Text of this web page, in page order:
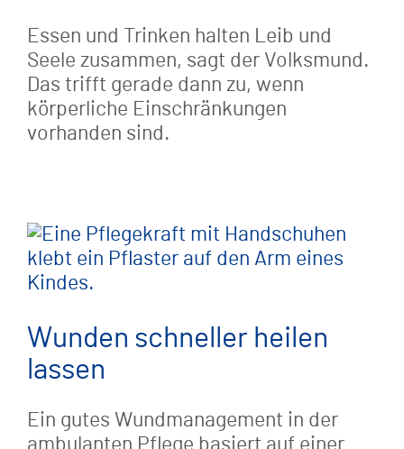
Essen und Trinken halten Leib und
Seele zusammen, sagt der Volksmund.
Das trifft gerade dann zu, wenn
körperliche Einschränkungen
vorhanden sind.
Wunden schneller heilen
lassen
Ein gutes Wundmanagement in der
ambulanten Pflege basiert auf einer